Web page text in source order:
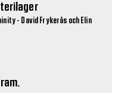
- David Frykerås och Elin